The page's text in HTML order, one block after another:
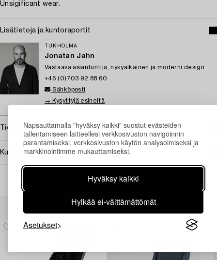
Napsauttamalla "hyväksy kaikki" suostut evästeiden
tallentamiseen laitteellesi verkkosivuston navigoinnin
parantamiseksi, verkkosivuston käytön analysoimiseksi ja
markkinointimme mukauttamiseksi.
Hyväksy kaikki
Hylkää ei-välttämättömät
Asetukset
Unsigificant wear.
Lisätietoja ja kuntoraportit
TUKHOLMA
Jonatan Jahn
Vastaava asiantuntija, nykyaikainen ja moderni design
+46 (0)703 92 88 60
Sähköposti
→ Kysyttyjä esineitä
Tietoa ostamisesta
Kuvan käyttöoikeudet
Muiden katsomia kohteita